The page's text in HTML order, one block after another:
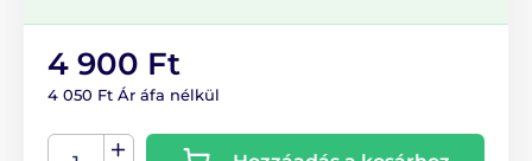
4 900 Ft
4 050 Ft Ár áfa nélkül